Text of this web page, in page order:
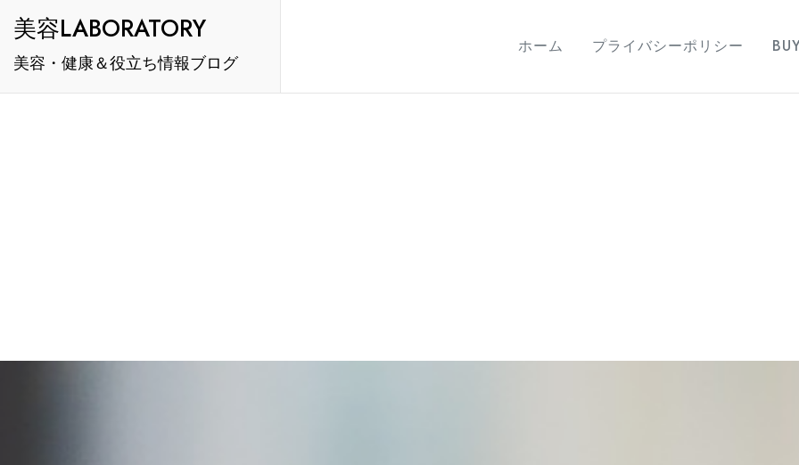
Skip
content
美容LABORATORY
美容・健康＆役立ち情報ブログ
ホーム プライバシーポリシー